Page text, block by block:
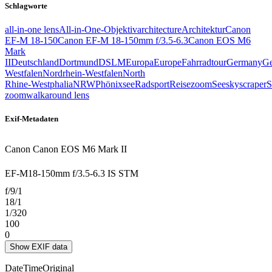
Schlagworte
all‑in‑one lensAll‑in‑One‑ObjektivarchitectureArchitekturCanon
EF-M 18-150Canon EF-M 18-150mm f/3.5-6.3Canon EOS M6
Mark
IIDeutschlandDortmundDSLMEuropaEuropeFahrradtourGermany
WestfalenNordrhein-WestfalenNorth
Rhine‑WestphaliaNRWPhönixseeRadsportReisezoomSeeskyscraper
zoomwalkaround lens
Exif-Metadaten
Canon Canon EOS M6 Mark II
EF-M18-150mm f/3.5-6.3 IS STM
f/9/1
18/1
1/320
100
0
Show EXIF data
DateTimeOriginal